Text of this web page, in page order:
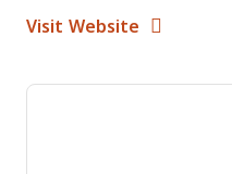
Visit Website Opens